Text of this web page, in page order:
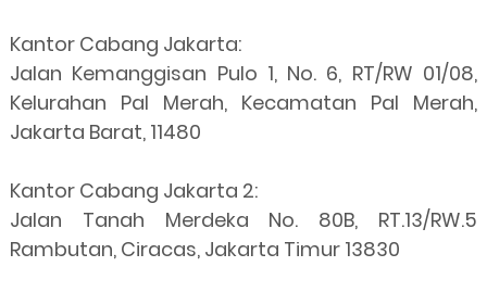
Kantor Cabang Jakarta:
Jalan Kemanggisan Pulo 1, No. 6, RT/RW 01/08,
Kelurahan Pal Merah, Kecamatan Pal Merah,
Jakarta Barat, 11480
Kantor Cabang Jakarta 2:
Jalan Tanah Merdeka No. 80B, RT.13/RW.5
Rambutan, Ciracas, Jakarta Timur 13830